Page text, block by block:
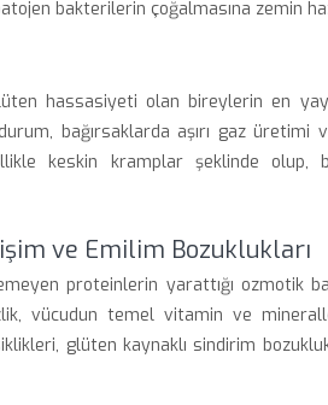
bakterilerin çoğalmasına zemin
hassasiyeti olan bireylerin en
bağırsaklarda aşırı gaz üretimi
keskin kramplar şeklinde olup,
ve Emilim Bozuklukları
proteinlerin yarattığı ozmotik
vücudun temel vitamin ve
glüten kaynaklı sindirim